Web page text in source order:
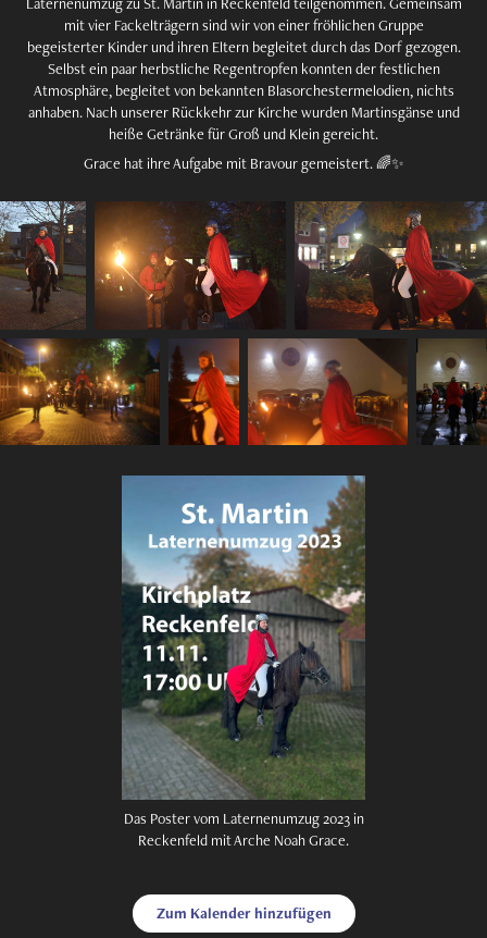
mit vier Fackelträgern sind wir von einer fröhlichen Gruppe
begeisterter Kinder und ihren Eltern begleitet durch das Dorf gezogen.
Selbst ein paar herbstliche Regentropfen konnten der festlichen
Atmosphäre, begleitet von bekannten Blasorchestermelodien, nichts
anhaben. Nach unserer Rückkehr zur Kirche wurden Martinsgänse und
heiße Getränke für Groß und Klein gereicht.
Grace hat ihre Aufgabe mit Bravour gemeistert. 🌈✨
Das Poster vom Laternenumzug 2023 in
Reckenfeld mit Arche Noah Grace.
Zum Kalender hinzufügen